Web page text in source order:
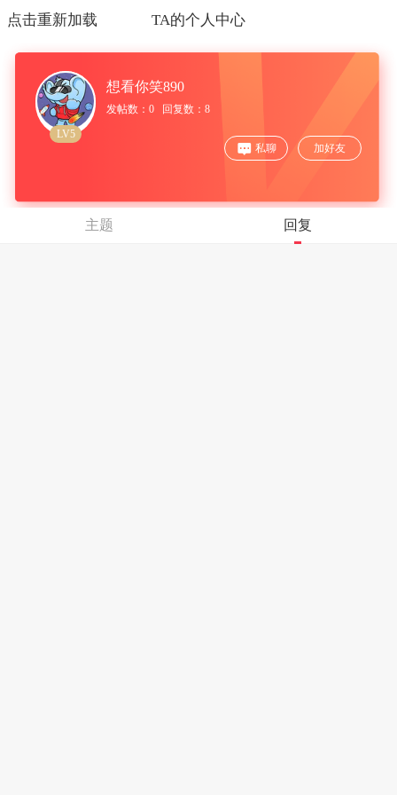
点击重新加载 TA的个人中心
LV5
想看你笑890
发帖数：0 回复数：8
私聊 加好友
主题 回复